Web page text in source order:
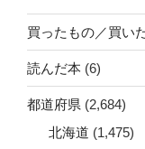
買ったもの／買い
読んだ本 (6)
都道府県 (2,684)
北海道 (1,475)